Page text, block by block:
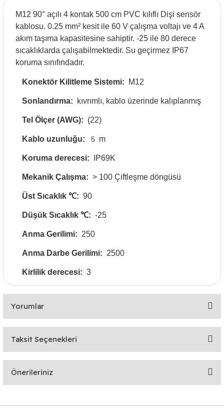
M12 90° açılı 4 kontak 500 cm PVC kılıflı Dişi sensör
kablosu. 0.25 mm² kesit ile 60 V çalışma voltajı ve 4 A
akım taşıma kapasitesine sahiptir. -25 ile 80 derece
sıcaklıklarda çalışabilmektedir. Su geçirmez IP67
koruma sınıfındadır.
Konektör Kilitleme Sistemi: M12
Sonlandırma: kıvrımlı, kablo üzerinde kalıplanmış
Tel Ölçer (AWG): (22)
Kablo uzunluğu: 5 m
Koruma derecesi: IP69K
Mekanik Çalışma: > 100 Çiftleşme döngüsü
Üst Sıcaklık ℃: 90
Düşük Sıcaklık ℃: -25
Anma Gerilimi: 250
Anma Darbe Gerilimi: 2500
Kirlilik derecesi: 3
Yorumlar
Bu ürüne ilk yorumu siz yapın!
Taksit Seçenekleri
Önerileriniz